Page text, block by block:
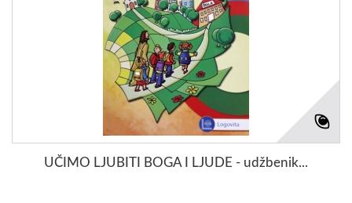
UČIMO LJUBITI BOGA I LJUDE - udžbenik...